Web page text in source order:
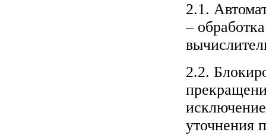
2.1.
–
2.2.
уточнения